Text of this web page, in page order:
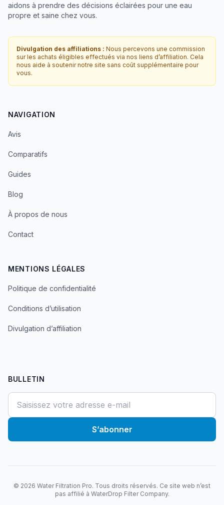
aidons à prendre des décisions éclairées pour une eau
propre et saine chez vous.
Divulgation des affiliations : Nous percevons une commission
sur les achats éligibles effectués via nos liens d’affiliation. Cela
nous aide à soutenir notre site sans coût supplémentaire pour
vous.
NAVIGATION
Avis
Comparatifs
Guides
Blog
À propos de nous
Contact
MENTIONS LÉGALES
Politique de confidentialité
Conditions d’utilisation
Divulgation d’affiliation
BULLETIN
S’abonner
© 2026 Water Filtration Pro. Tous droits réservés. Ce site web n’est
pas affilié à WaterDrop Filter Company.